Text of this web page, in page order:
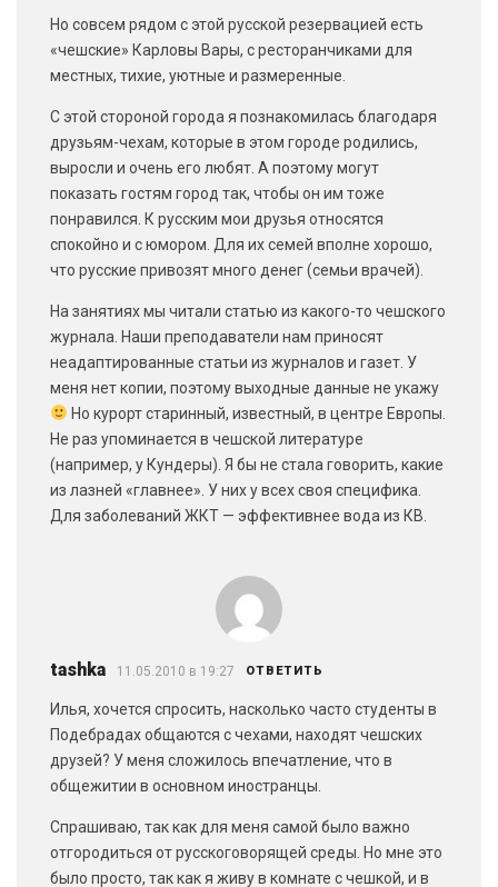
Но совсем рядом с этой русской резервацией есть
«чешские» Карловы Вары, с ресторанчиками для
местных, тихие, уютные и размеренные.
С этой стороной города я познакомилась благодаря
друзьям-чехам, которые в этом городе родились,
выросли и очень его любят. А поэтому могут
показать гостям город так, чтобы он им тоже
понравился. К русским мои друзья относятся
спокойно и с юмором. Для их семей вполне хорошо,
что русские привозят много денег (семьи врачей).
На занятиях мы читали статью из какого-то чешского
журнала. Наши преподаватели нам приносят
неадаптированные статьи из журналов и газет. У
меня нет копии, поэтому выходные данные не укажу
Но курорт старинный, известный, в центре Европы.
Не раз упоминается в чешской литературе
(например, у Кундеры). Я бы не стала говорить, какие
из лазней «главнее». У них у всех своя специфика.
Для заболеваний ЖКТ — эффективнее вода из КВ.
tashka 11.05.2010 в 19:27 ОТВЕТИТЬ
Илья, хочется спросить, насколько часто студенты в
Подебрадах общаются с чехами, находят чешских
друзей? У меня сложилось впечатление, что в
общежитии в основном иностранцы.
Спрашиваю, так как для меня самой было важно
отгородиться от русскоговорящей среды. Но мне это
было просто, так как я живу в комнате с чешкой, и в